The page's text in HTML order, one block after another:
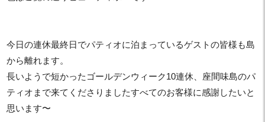
今日の連休最終日でパティオに泊まっているゲストの皆様も島
から離れます。
長いようで短かったゴールデンウィーク10連休、座間味島のパ
ティオまで来てくださりましたすべてのお客様に感謝したいと
思います〜